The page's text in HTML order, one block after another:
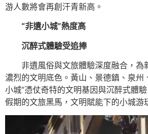
游人數將會再創汗青新高。
“非遺小城”熱度高
沉醉式體驗受追捧
非遺風俗與文旅體驗深度融合，為
濃烈的文明底色。黃山、景德鎮、泉州
小城”憑仗奇特的文明基因與沉醉式體
假期的文旅黑馬，文明賦能下的小城游